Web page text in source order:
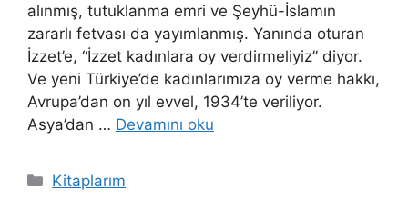
alınmış, tutuklanma emri ve Şeyhü-İslamın
zararlı fetvası da yayımlanmış. Yanında oturan
İzzet’e, “İzzet kadınlara oy verdirmeliyiz” diyor.
Ve yeni Türkiye’de kadınlarımıza oy verme hakkı,
Avrupa’dan on yıl evvel, 1934’te veriliyor.
Asya’dan … Devamını oku
Kategoriler
Kitaplarım